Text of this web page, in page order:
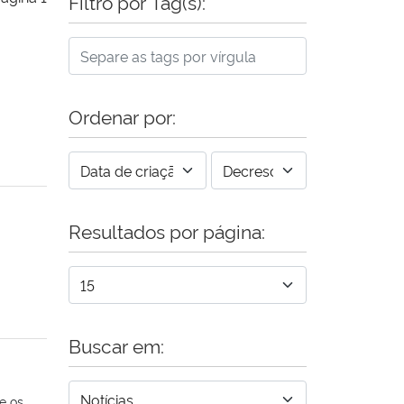
os
Ordenar por:
Resultados por página:
Buscar em: